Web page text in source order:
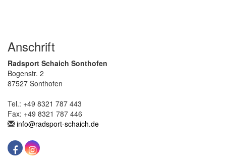
Anschrift
Radsport Schaich Sonthofen
Bogenstr. 2
87527 Sonthofen
Tel.: +49 8321 787 443
Fax: +49 8321 787 446
info@radsport-schaich.de